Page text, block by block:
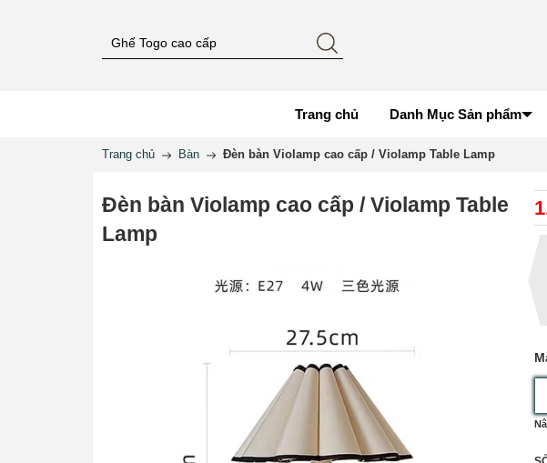
Trang chủ Danh Mục Sản phẩm
Trang chủ Bàn Đèn bàn Violamp cao cấp / Violamp Table Lamp
Đèn bàn Violamp cao cấp / Violamp Table
Lamp